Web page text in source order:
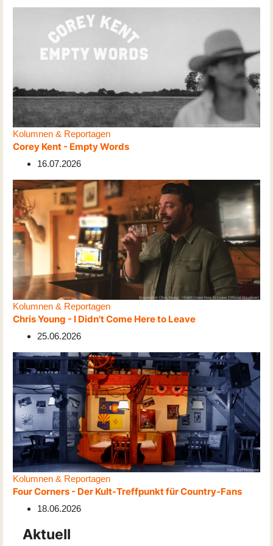
Kolumnen & Reportagen
Corey Kent - Empty Words
16.07.2026
Kolumnen & Reportagen
Chris Young - I Didn't Come Here to Leave
25.06.2026
Kolumnen & Reportagen
Four Corners - Der Kult-Treffpunkt für Country-Fans
18.06.2026
Aktuell